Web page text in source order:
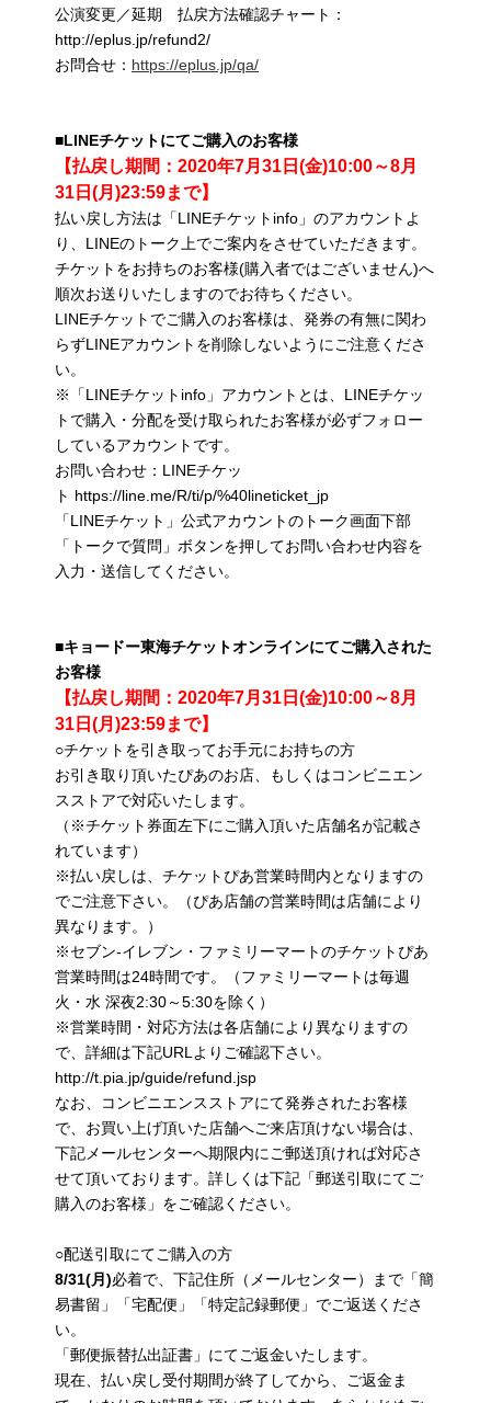
公演変更／延期 払戻方法確認チャート：
http://eplus.jp/refund2/
お問合せ： https://eplus.jp/qa/
■LINEチケットにてご購入のお客様
【払戻し期間：2020年7月31日(金)10:00～8月
31日(月)23:59まで】
払い戻し方法は「LINEチケットinfo」のアカウントよ
り、LINEのトーク上でご案内をさせていただきます。
チケットをお持ちのお客様(購入者ではございません)へ
順次お送りいたしますのでお待ちください。
LINEチケットでご購入のお客様は、発券の有無に関わ
らずLINEアカウントを削除しないようにご注意くださ
い。
※「LINEチケットinfo」アカウントとは、LINEチケッ
トで購入・分配を受け取られたお客様が必ずフォロー
しているアカウントです。
お問い合わせ：LINEチケッ
ト https://line.me/R/ti/p/%40lineticket_jp
「LINEチケット」公式アカウントのトーク画面下部
「トークで質問」ボタンを押してお問い合わせ内容を
入力・送信してください。
■キョードー東海チケットオンラインにてご購入された
お客様
【払戻し期間：2020年7月31日(金)10:00～8月
31日(月)23:59まで】
○チケットを引き取ってお手元にお持ちの方
お引き取り頂いたぴあのお店、もしくはコンビニエン
スストアで対応いたします。
（※チケット券面左下にご購入頂いた店舗名が記載さ
れています）
※払い戻しは、チケットぴあ営業時間内となりますの
でご注意下さい。（ぴあ店舗の営業時間は店舗により
異なります。）
※セブン-イレブン・ファミリーマートのチケットぴあ
営業時間は24時間です。（ファミリーマートは毎週
火・水 深夜2:30～5:30を除く）
※営業時間・対応方法は各店舗により異なりますの
で、詳細は下記URLよりご確認下さい。
http://t.pia.jp/guide/refund.jsp
なお、コンビニエンスストアにて発券されたお客様
で、お買い上げ頂いた店舗へご来店頂けない場合は、
下記メールセンターへ期限内にご郵送頂ければ対応さ
せて頂いております。詳しくは下記「郵送引取にてご
購入のお客様」をご確認ください。
○配送引取にてご購入の方
8/31(月)必着で、下記住所（メールセンター）まで「簡
易書留」「宅配便」「特定記録郵便」でご返送くださ
い。
「郵便振替払出証書」にてご返金いたします。
現在、払い戻し受付期間が終了してから、ご返金ま